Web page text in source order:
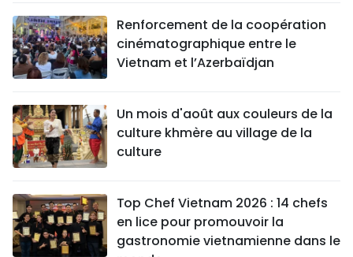
Renforcement de la coopération
cinématographique entre le
Vietnam et l’Azerbaïdjan
Un mois d'août aux couleurs de la
culture khmère au village de la
culture
Top Chef Vietnam 2026 : 14 chefs
en lice pour promouvoir la
gastronomie vietnamienne dans le